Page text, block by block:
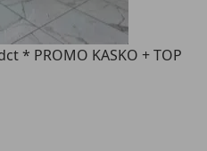
* PROMO KASKO + TOP